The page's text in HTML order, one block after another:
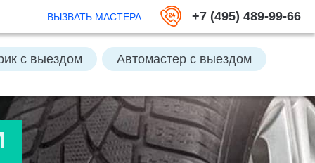
ВЫЗВАТЬ МАСТЕРА +7 (495) 489-99-66
с выездом Автомастер с выездом
аккумулятор
Отключить Great Guard